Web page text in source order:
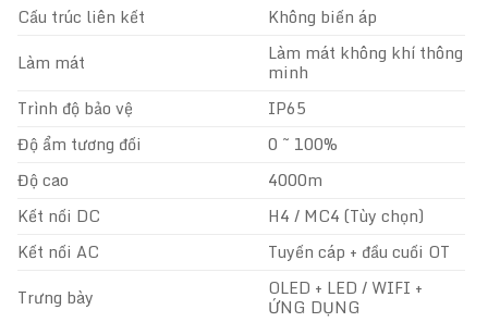
Cấu trúc liên kết
Không biến áp
Làm mát
Làm mát không khí thông
minh
Trình độ bảo vệ
IP65
Độ ẩm tương đối
0 ~ 100%
Độ cao
4000m
Kết nối DC
H4 / ​​MC4 (Tùy chọn)
Kết nối AC
Tuyến cáp + đầu cuối OT
Trưng bày
OLED + LED / WIFI +
ỨNG DỤNG